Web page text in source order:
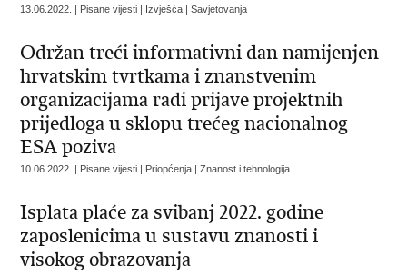
13.06.2022. | Pisane vijesti | Izvješća | Savjetovanja
Održan treći informativni dan namijenjen
hrvatskim tvrtkama i znanstvenim
organizacijama radi prijave projektnih
prijedloga u sklopu trećeg nacionalnog
ESA poziva
10.06.2022. | Pisane vijesti | Priopćenja | Znanost i tehnologija
Isplata plaće za svibanj 2022. godine
zaposlenicima u sustavu znanosti i
visokog obrazovanja